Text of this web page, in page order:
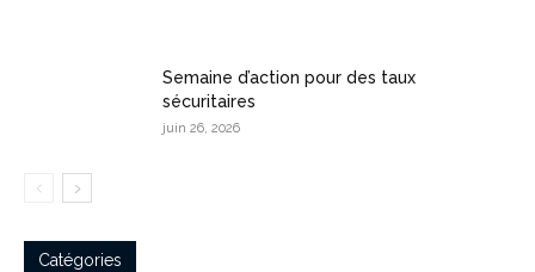
Semaine d’action pour des taux
sécuritaires
juin 26, 2026
Catégories